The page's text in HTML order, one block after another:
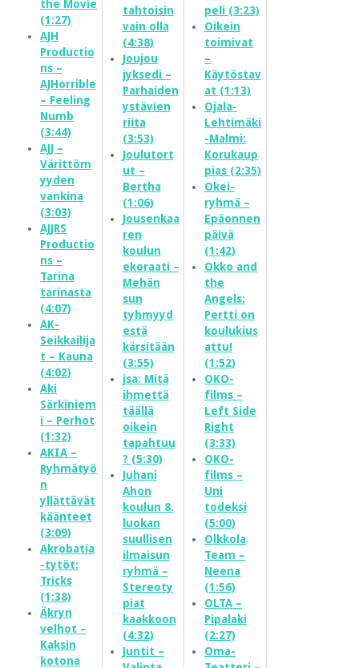
the Movie
(1:27)
AJH
Productio
ns –
AJHorrible
– Feeling
Numb
(3:44)
AJJ –
Värittöm
yyden
vankina
(3:03)
AJJRS
Productio
ns –
Tarina
tarinasta
(4:07)
AK-
Seikkailija
t – Kauna
(4:02)
Aki
Särkiniem
i – Perhot
(1:32)
AKIA –
Ryhmätyö
n
yllättävät
käänteet
(3:09)
Akrobatia
-tytöt:
Tricks
(1:38)
Äkryn
velhot –
Kaksin
kotona
tahtoisin
vain olla
(4:38)
Joujou
jyksedi –
Parhaiden
ystävien
riita
(3:53)
Joulutort
ut –
Bertha
(1:06)
Jousenkaa
ren
koulun
ekoraati –
Mehän
sun
tyhmyyd
estä
kärsitään
(3:55)
jsa: Mitä
ihmettä
täällä
oikein
tapahtuu
? (5:30)
Juhani
Ahon
koulun 8.
luokan
suullisen
ilmaisun
ryhmä –
Stereoty
piat
kaakkoon
(4:32)
Juntit –
peli (3:23)
Oikein
toimivat
–
Käytöstav
at (1:13)
Ojala-
Lehtimäki
-Malmi:
Korukaup
pias (2:35)
Okei-
ryhmä –
Epäonnen
päivä
(1:42)
Okko and
the
Angels:
Pertti on
koulukius
attu!
(1:52)
OKO-
films –
Left Side
Right
(3:33)
OKO-
films –
Uni
todeksi
(5:00)
Olkkola
Team –
Neena
(1:56)
OLTA –
Pipalaki
(2:27)
Oma-